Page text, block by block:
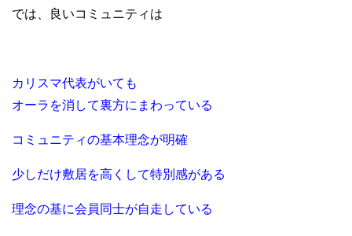
では、良いコミュニティは
カリスマ代表がいても
オーラを消して裏方にまわっている
コミュニティの基本理念が明確
少しだけ敷居を高くして特別感がある
理念の基に会員同士が自走している